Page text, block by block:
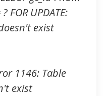
FOR UPDATE:
exist
1146: Table
exist